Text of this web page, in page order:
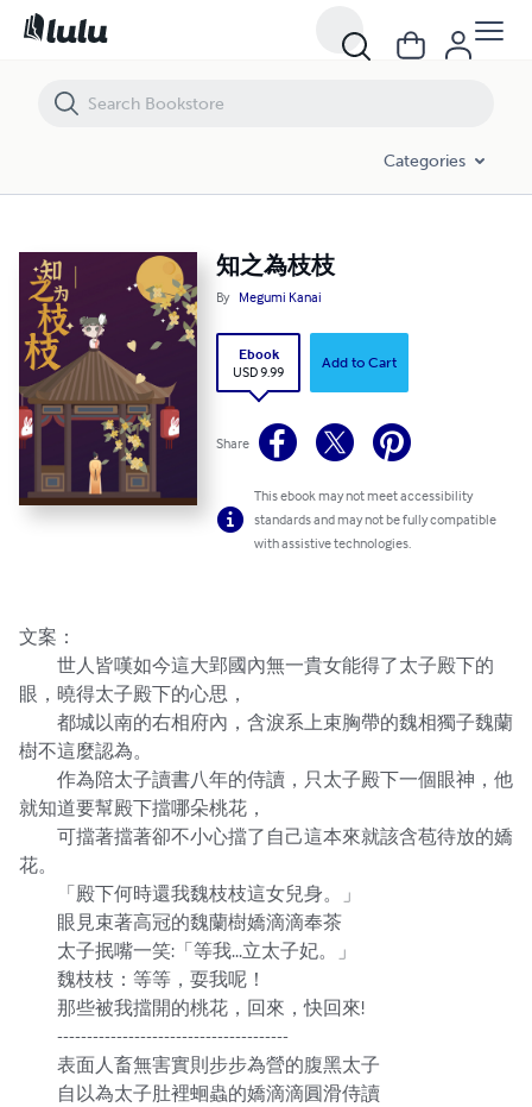
Categories
知之為枝枝
By Megumi Kanai
Ebook
USD 9.99
Add to Cart
Share
This ebook may not meet accessibility
standards and may not be fully compatible
with assistive technologies.
文案：
世人皆嘆如今這大郢國內無一貴女能得了太子殿下的
眼，曉得太子殿下的心思，
都城以南的右相府內，含淚系上束胸帶的魏相獨子魏蘭
樹不這麼認為。
作為陪太子讀書八年的侍讀，只太子殿下一個眼神，他
就知道要幫殿下擋哪朵桃花，
可擋著擋著卻不小心擋了自己這本來就該含苞待放的嬌
花。
「殿下何時還我魏枝枝這女兒身。」
眼見束著高冠的魏蘭樹嬌滴滴奉茶
太子抿嘴一笑:「等我...立太子妃。」
魏枝枝：等等，耍我呢！
那些被我擋開的桃花，回來，快回來!
---------------------------------------
表面人畜無害實則步步為營的腹黑太子
自以為太子肚裡蛔蟲的嬌滴滴圓滑侍讀
知之為枝枝